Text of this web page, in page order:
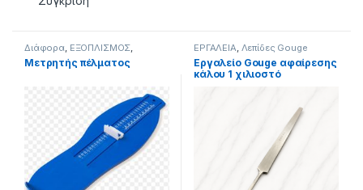
Διάφορα ΕΞΟΠΛΙΣΜΟΣ
ΕΡΓΑΛΕΙΑ
Μετρητής πέλματος
ΕΡΓΑΛΕΙΑ Λεπίδες Gouge
Εργαλείο Gouge αφαίρεσης
κάλου 1 χιλιοστό